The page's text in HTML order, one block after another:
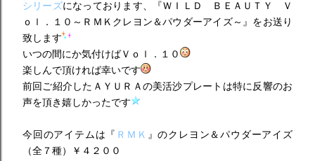
シリーズになっております、『ＷＩＬＤ ＢＥＡＵＴＹ Ｖ
ｏｌ．１０～ＲＭＫクレヨン＆パウダーアイズ～』をお送り
致します
いつの間にか気付けばＶｏｌ．１０
楽しんで頂ければ幸いです
前回ご紹介したＡＹＵＲＡの美活沙プレートは特に反響のお
声を頂き嬉しかったです
今回のアイテムは『 ＲＭＫ 』のクレヨン＆パウダーアイズ
（全７種）￥４２００